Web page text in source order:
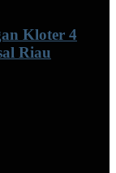
Kloter 4
Riau